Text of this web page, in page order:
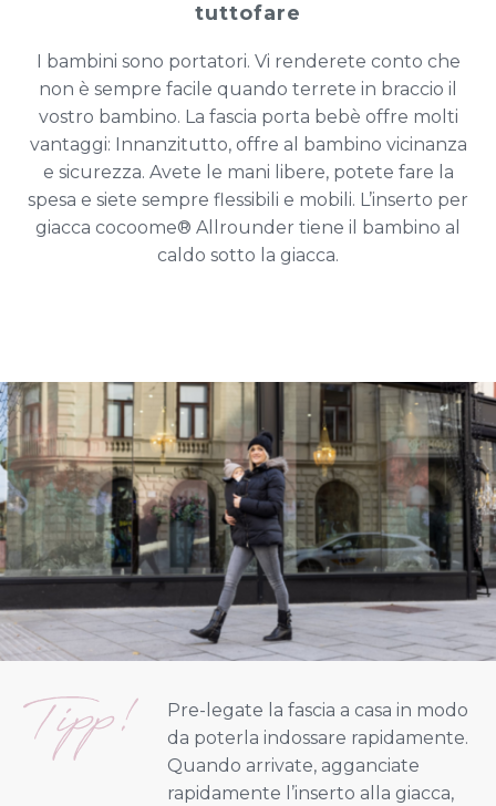
tuttofare
I bambini sono portatori. Vi renderete conto che
non è sempre facile quando terrete in braccio il
vostro bambino. La fascia porta bebè offre molti
vantaggi: Innanzitutto, offre al bambino vicinanza
e sicurezza. Avete le mani libere, potete fare la
spesa e siete sempre flessibili e mobili. L’inserto per
giacca cocoome® Allrounder tiene il bambino al
caldo sotto la giacca.
Pre-legate la fascia a casa in modo
da poterla indossare rapidamente.
Quando arrivate, agganciate
rapidamente l’inserto alla giacca,